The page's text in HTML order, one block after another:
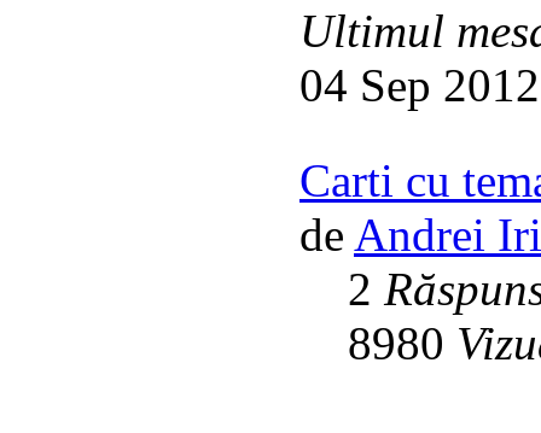
Ultimul
04 Sep
Carti cu
de Andrei
2
8980